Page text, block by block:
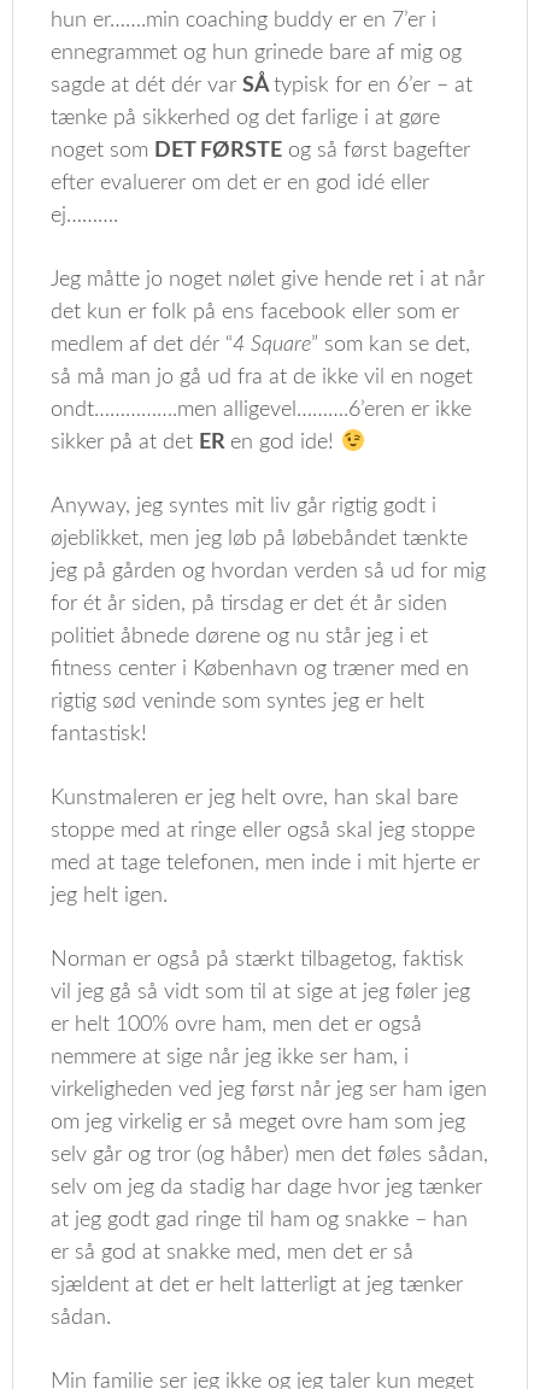
hun er…….min coaching buddy er en 7’er i
ennegrammet og hun grinede bare af mig og
sagde at dét dér varSÅtypisk for en 6’er – at
tænke på sikkerhed og det farlige i at gøre
noget som DET FØRSTE og så først bagefter
efter evaluerer om det er en god idé eller
ej……….
Jeg måtte jo noget nølet give hende ret i at når
det kun er folk på ens facebook eller som er
medlem af det dér “4 Square” som kan se det,
så må man jo gå ud fra at de ikke vil en noget
ondt…………….men alligevel……….6’eren er ikke
sikker på at det ER en god ide!
Anyway, jeg syntes mit liv går rigtig godt i
øjeblikket, men jeg løb på løbebåndet tænkte
jeg på gården og hvordan verden så ud for mig
for ét år siden, på tirsdag er det ét år siden
politiet åbnede dørene og nu står jeg i et
fitness center i København og træner med en
rigtig sød veninde som syntes jeg er helt
fantastisk!
Kunstmaleren er jeg helt ovre, han skal bare
stoppe med at ringe eller også skal jeg stoppe
med at tage telefonen, men inde i mit hjerte er
jeg helt igen.
Norman er også på stærkt tilbagetog, faktisk
vil jeg gå så vidt som til at sige at jeg føler jeg
er helt 100% ovre ham, men det er også
nemmere at sige når jeg ikke ser ham, i
virkeligheden ved jeg først når jeg ser ham igen
om jeg virkelig er så meget ovre ham som jeg
selv går og tror (og håber) men det føles sådan,
selv om jeg da stadig har dage hvor jeg tænker
at jeg godt gad ringe til ham og snakke – han
er så god at snakke med, men det er så
sjældent at det er helt latterligt at jeg tænker
sådan.
Min familie ser jeg ikke og jeg taler kun meget